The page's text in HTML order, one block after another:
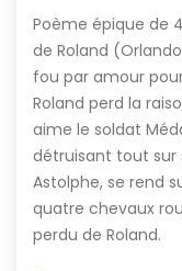
Poème épique de
de Roland
fou par amour
Roland perd la
aime le soldat
détruisant tout sur
Astolphe, se rend
quatre chevaux
perdu de Roland.